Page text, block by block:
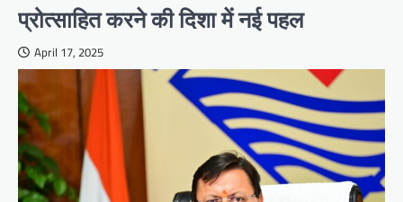
प्रोत्साहित करने की दिशा में नई पहल
April 17, 2025